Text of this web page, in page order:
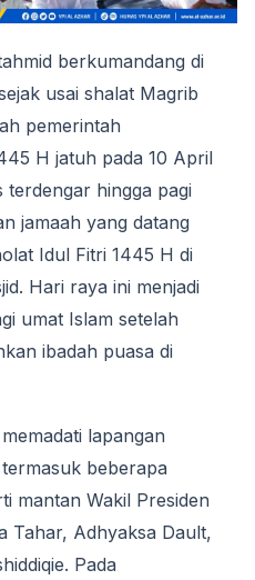
berkumandang di
usai shalat Magrib
pemerintah
H jatuh pada 10 April
hingga pagi
jamaah yang datang
Idul Fitri 1445 H di
Hari raya ini menjadi
umat Islam setelah
ibadah puasa di
lapangan
beberapa
mantan Wakil Presiden
Tahar, Adhyaksa Dault,
Pada